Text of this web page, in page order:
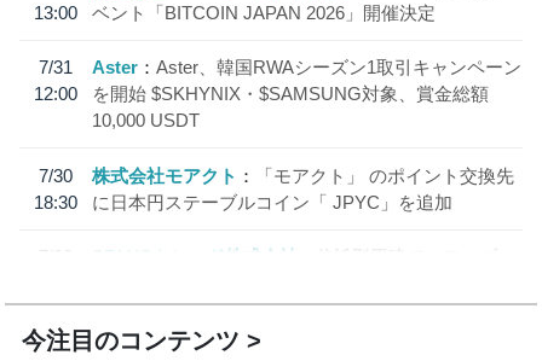
13:00
ベント「BITCOIN JAPAN 2026」開催決定
7/31
12:00
Aster
Aster、韓国RWAシーズン1取引キャンペーン
を開始 $SKHYNIX・$SAMSUNG対象、賞金総額
10,000 USDT
7/30
18:30
株式会社モアクト
「モアクト」 のポイント交換先
に日本円ステーブルコイン「 JPYC」を追加
7/29
SBI VCトレード株式会社
信託型円建てステーブル
今注目のコンテンツ